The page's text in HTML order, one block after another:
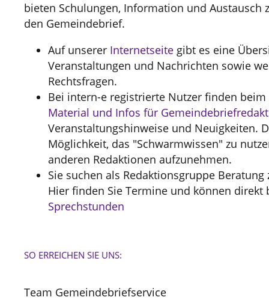
bieten Schulungen, Information und Austausch
den Gemeindebrief.
Auf unserer Internetseite gibt es eine
Veranstaltungen und Nachrichten sowie
Rechtsfragen.
Bei intern-e registrierte Nutzer finden beim
Material und Infos für
Veranstaltungshinweise und Neuigkeiten.
Möglichkeit, das "Schwarmwissen" zu
anderen Redaktionen aufzunehmen.
Sie suchen als Redaktionsgruppe
Hier finden Sie Termine und können direkt
Sprechstunden
SO ERREICHEN SIE UNS:
Team Gemeindebriefservice